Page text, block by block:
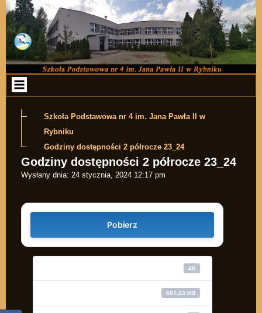
Przejdź do zawartości
Szkoła Podstawowa nr 4 im. Jana Pawła II w
Rybniku
Godziny dostępności 2 półrocze 23_24
Godziny dostępności 2 półrocze 23_24
Wysłany dnia: 24 stycznia, 2024 12:17 pm
Pobierz
40
607.13 KB